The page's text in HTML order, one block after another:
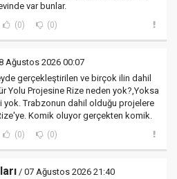
var bunlar.
(0) (0)
Ağustos 2026 00:07
gerçekleştirilen ve birçok ilin dahil
Yolu Projesine Rize neden yok?,Yoksa
yok. Trabzonun dahil olduğu projelere
Komik oluyor gerçekten komik.
(0) (0)
/ 07 Ağustos 2026 21:40